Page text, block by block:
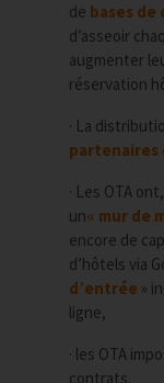
de bases de
d’asseoir
augmenter
réservation
· La
partenaires
· Les OTA
un« mur de
encore de
d’hôtels via
d’entrée »
ligne,
· les OTA
contrats.